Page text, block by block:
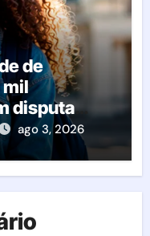
de
mil
disputa
acontece
ago 3, 2026